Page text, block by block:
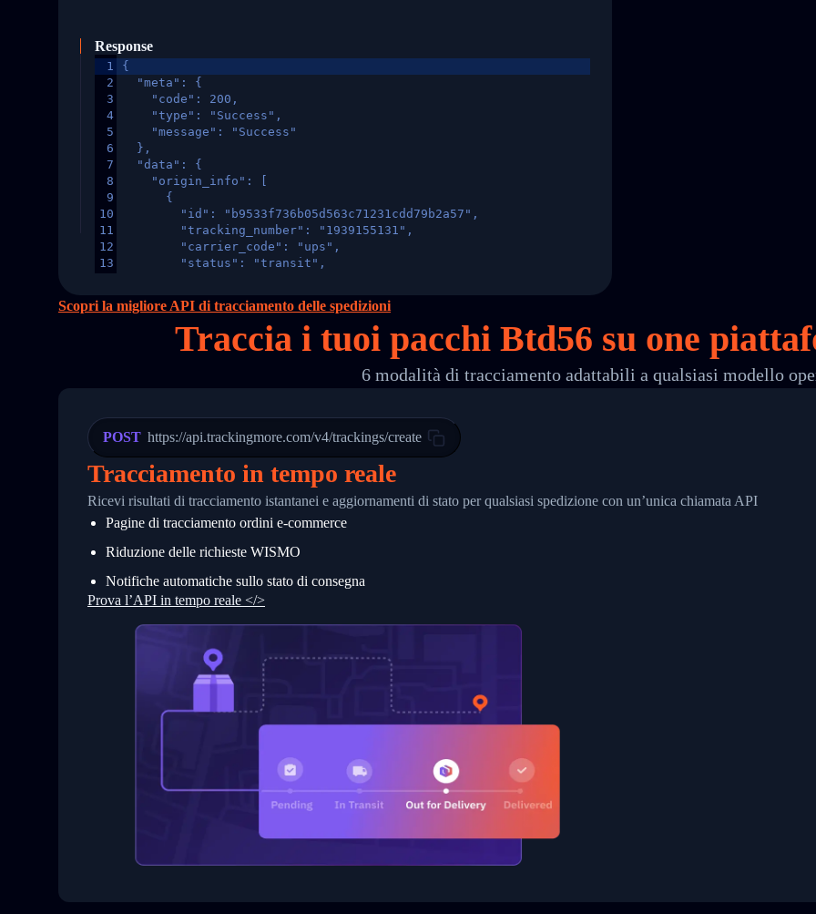
Response
1
2
3
4
5
6
7
8
9
10
11
12
13
16
24
25
26
27
28
29
31
32
34
{
  "meta": {
    "code": 200,
    "type": "Success",
    "message": "Success"
  },
  "data": {
    "origin_info": [
      {
        "id": "b9533f736b05d563c71231cdd79b2a57",
        "tracking_number": "1939155131",
        "carrier_code": "ups",
        "status": "transit",
        "itemTimeLength": 2,
        "weblink": "",
        "phone": null,
"Details": "Departed Facility in HONG KONG-HONG KONG, HONG KONG-HONG KONG,2017-03-
          },
          {
            "Date": "2017-03-06 15:28:00",
            "StatusDescription": "Shipment picked up",
            "Details": "BEIJING-CHINA,PEOPLES REPUBLIC"
          }
      }
    ]
}
Scopri la migliore API di tracciamento delle spedizioni
Traccia i tuoi pacchi Btd56 su one
6 modalità di tracciamento adattabili a qualsiasi modello
POST https://api.trackingmore.com/v4/trackings/create
Tracciamento in tempo reale
Ricevi risultati di tracciamento istantanei e aggiornamenti di stato per qualsiasi spedizione con un’unica chiamata API
Pagine di tracciamento ordini e‑commerce
Riduzione delle richieste WISMO
Notifiche automatiche sullo stato di consegna
Prova l’API in tempo reale </>